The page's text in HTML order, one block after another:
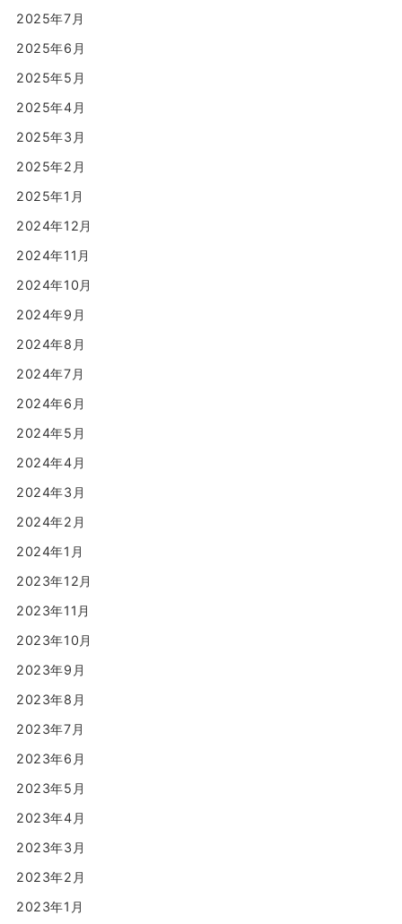
2025年7月
2025年6月
2025年5月
2025年4月
2025年3月
2025年2月
2025年1月
2024年12月
2024年11月
2024年10月
2024年9月
2024年8月
2024年7月
2024年6月
2024年5月
2024年4月
2024年3月
2024年2月
2024年1月
2023年12月
2023年11月
2023年10月
2023年9月
2023年8月
2023年7月
2023年6月
2023年5月
2023年4月
2023年3月
2023年2月
2023年1月